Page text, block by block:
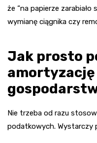
że “na papierze zarabiało
wymianę ciągnika czy
Jak prosto
amortyzację
Nie trzeba od razu
podatkowych. Wystarczy